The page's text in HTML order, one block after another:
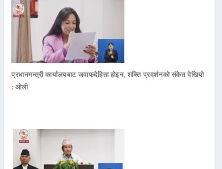
प्रधानमन्त्री कार्यालयबाट जवाफदेहिता होइन, शक्ति प्रदर्शनको संकेत देखियो
: ओली